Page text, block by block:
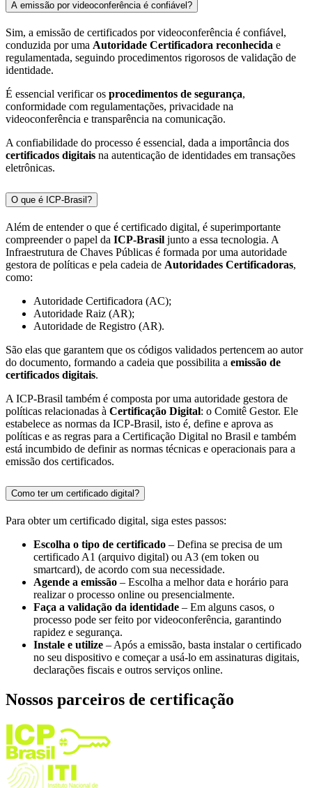
A emissão por videoconferência é confiável?
Sim, a emissão de certificados por videoconferência é confiável,
conduzida por uma Autoridade Certificadora reconhecida e
regulamentada, seguindo procedimentos rigorosos de validação de
identidade.
É essencial verificar os procedimentos de segurança,
conformidade com regulamentações, privacidade na
videoconferência e transparência na comunicação.
A confiabilidade do processo é essencial, dada a importância dos
certificados digitais na autenticação de identidades em transações
eletrônicas.
O que é ICP-Brasil?
Além de entender o que é certificado digital, é superimportante
compreender o papel da ICP-Brasil junto a essa tecnologia. A
Infraestrutura de Chaves Públicas é formada por uma autoridade
gestora de políticas e pela cadeia de Autoridades Certificadoras,
como:
Autoridade Certificadora (AC);
Autoridade Raiz (AR);
Autoridade de Registro (AR).
São elas que garantem que os códigos validados pertencem ao autor
do documento, formando a cadeia que possibilita a emissão de
certificados digitais.
A ICP-Brasil também é composta por uma autoridade gestora de
políticas relacionadas à Certificação Digital: o Comitê Gestor. Ele
estabelece as normas da ICP-Brasil, isto é, define e aprova as
políticas e as regras para a Certificação Digital no Brasil e também
está incumbido de definir as normas técnicas e operacionais para a
emissão dos certificados.
Como ter um certificado digital?
Para obter um certificado digital, siga estes passos:
Escolha o tipo de certificado – Defina se precisa de um
certificado A1 (arquivo digital) ou A3 (em token ou
smartcard), de acordo com sua necessidade.
Agende a emissão – Escolha a melhor data e horário para
realizar o processo online ou presencialmente.
Faça a validação da identidade – Em alguns casos, o
processo pode ser feito por videoconferência, garantindo
rapidez e segurança.
Instale e utilize – Após a emissão, basta instalar o certificado
no seu dispositivo e começar a usá-lo em assinaturas digitais,
declarações fiscais e outros serviços online.
Nossos parceiros de certificação